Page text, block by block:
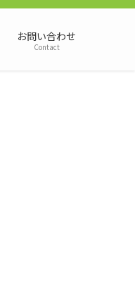
お問い合わせ
Contact